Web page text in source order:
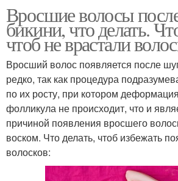
Вросшие волосы
бикини, что делать.
чтоб не врастали
Вросший волос появляется после
редко, так как процедура
по их росту, при котором
фолликула не происходит, что и
причиной появления вросшего
воском. Что делать, чтоб избежать
волосков: